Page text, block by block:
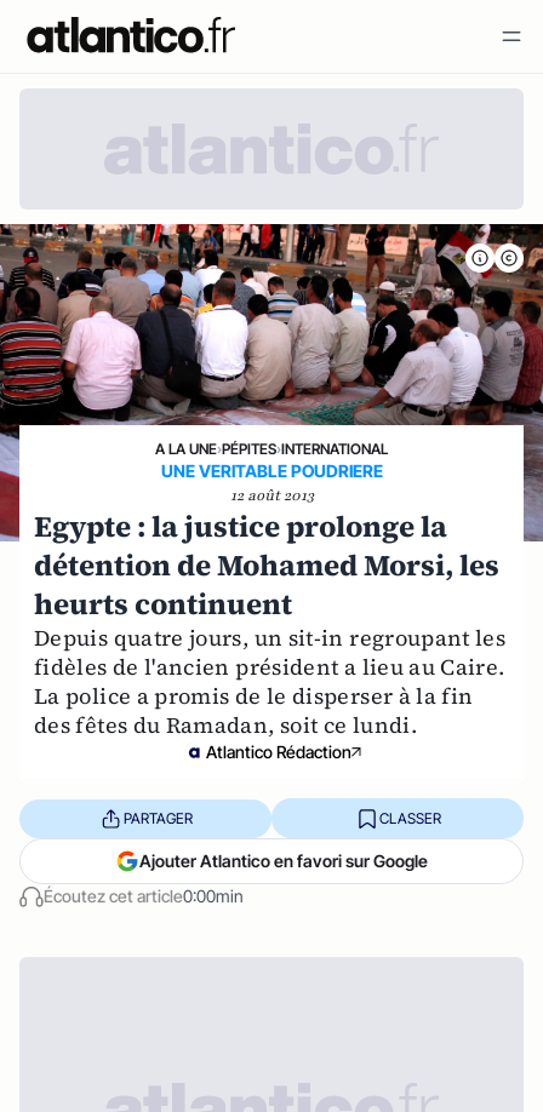
A LA UNE›PÉPITES›INTERNATIONAL
UNE VERITABLE POUDRIERE
12 août 2013
Egypte : la justice prolonge la
détention de Mohamed Morsi, les
heurts continuent
Depuis quatre jours, un sit-in regroupant les
fidèles de l'ancien président a lieu au Caire.
La police a promis de le disperser à la fin
des fêtes du Ramadan, soit ce lundi.
Atlantico Rédaction
Écoutez cet article0:00min
PARTAGER CLASSER
Ajouter Atlantico en favori sur Google